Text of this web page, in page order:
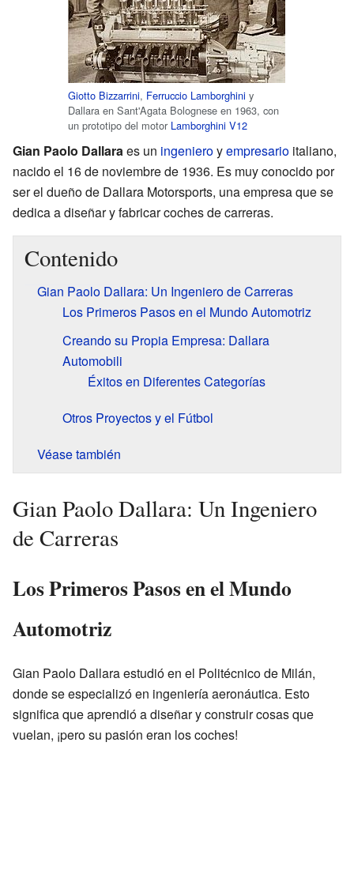
Giotto Bizzarrini, Ferruccio Lamborghini y
Dallara en Sant'Agata Bolognese en 1963, con
un prototipo del motor Lamborghini V12
Gian Paolo Dallaraes un ingenieroyempresario italiano,
nacido el 16 de noviembre de 1936. Es muy conocido por
ser el dueño de Dallara Motorsports, una empresa que se
dedica a diseñar y fabricar coches de carreras.
Contenido
Gian Paolo Dallara: Un Ingeniero de Carreras
Los Primeros Pasos en el Mundo Automotriz
Creando su Propia Empresa: Dallara
Automobili
Éxitos en Diferentes Categorías
Otros Proyectos y el Fútbol
Véase también
Gian Paolo Dallara: Un Ingeniero
de Carreras
Los Primeros Pasos en el Mundo
Automotriz
Gian Paolo Dallara estudió en el Politécnico de Milán,
donde se especializó en ingeniería aeronáutica. Esto
significa que aprendió a diseñar y construir cosas que
vuelan, ¡pero su pasión eran los coches!